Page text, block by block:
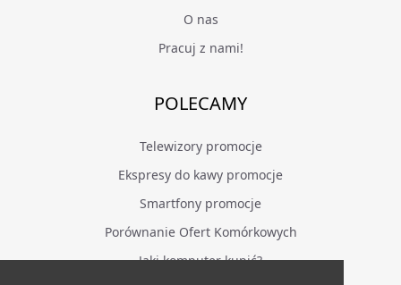
O nas
Pracuj z nami!
POLECAMY
Telewizory promocje
Ekspresy do kawy promocje
Smartfony promocje
Porównanie Ofert Komórkowych
Jaki komputer kupić?